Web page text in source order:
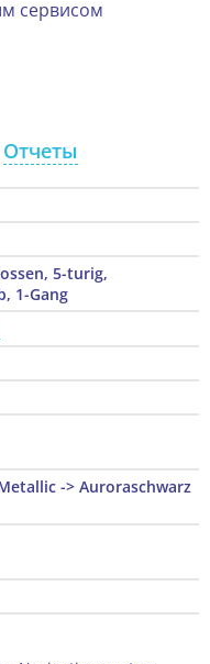
сервисом
Отчеты
5-turig,
1-Gang
-> Auroraschwarz